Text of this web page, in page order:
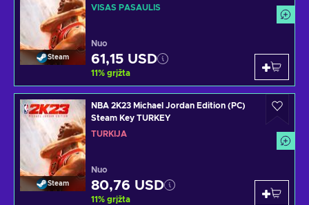
Steam
VISAS PASAULIS
Nuo
61,15 USD
11% grįžta
Steam
NBA 2K23 Michael Jordan Edition (PC)
Steam Key TURKEY
TURKIJA
Nuo
80,76 USD
11% grįžta